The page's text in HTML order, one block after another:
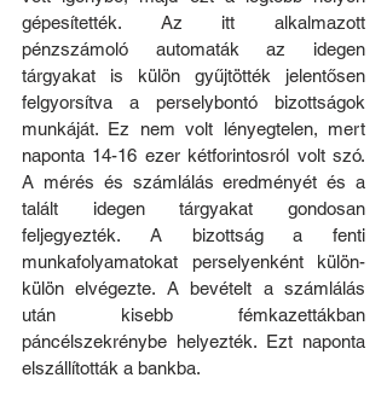
gépesítették. Az itt alkalmazott
pénzszámoló automaták az idegen
tárgyakat is külön gyűjtötték jelentősen
felgyorsítva a perselybontó bizottságok
munkáját. Ez nem volt lényegtelen, mert
naponta 14-16 ezer kétforintosról volt szó.
A mérés és számlálás eredményét és a
talált idegen tárgyakat gondosan
feljegyezték. A bizottság a fenti
munkafolyamatokat perselyenként külön-
külön elvégezte. A bevételt a számlálás
után kisebb fémkazettákban
páncélszekrénybe helyezték. Ezt naponta
elszállították a bankba.